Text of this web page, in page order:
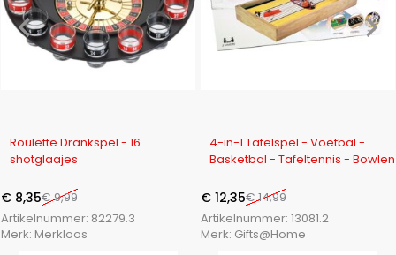
Roulette Drankspel - 16
shotglaajes
€9,99
€ 8,35
Artikelnummer: 82279.3
Merk: Merkloos
4-in-1 Tafelspel - Voetbal -
Basketbal - Tafeltennis - Bowlen
€14,99
€ 12,35
Artikelnummer:13081.2
Merk: Gifts@Home